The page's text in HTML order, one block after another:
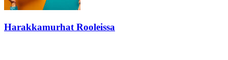
Harakkamurhat Rooleissa